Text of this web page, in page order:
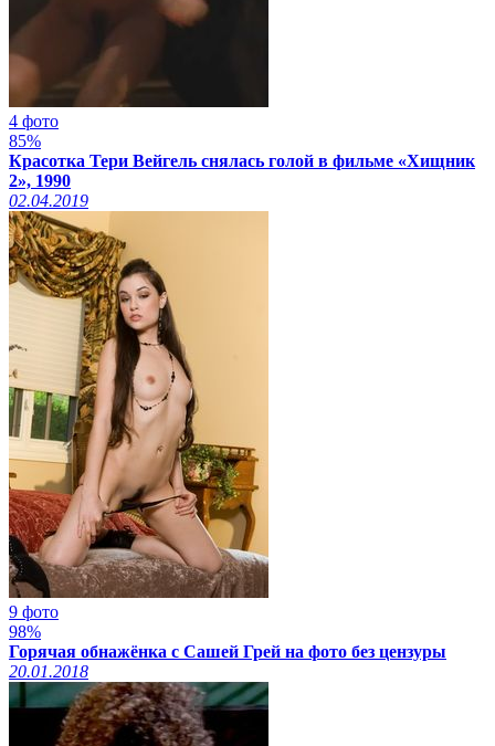
4 фото
85%
Красотка Тери Вейгель снялась голой в фильме «Хищник
2», 1990
02.04.2019
9 фото
98%
Горячая обнажёнка с Сашей Грей на фото без цензуры
20.01.2018